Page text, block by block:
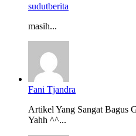
sudutberita
masih...
Fani Tjandra
Artikel Yang Sangat Bagus
Yahh ^^...